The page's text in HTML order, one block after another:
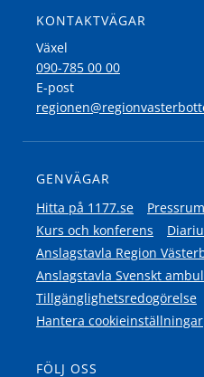
KONTAKTVÄGAR
Växel
090-785 00 00
E-post
GENVÄGAR
Hitta på 1177.se
Pressrum
Kurs och konferens
Anslagstavla Region
Anslagstavla Svenskt
Tillgänglighetsredogörelse
Hantera cookieinställningar
FÖLJ OSS